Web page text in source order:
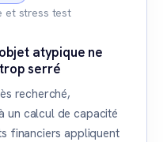
et stress test
atypique ne
serré
recherché,
un calcul de capacité
financiers appliquent